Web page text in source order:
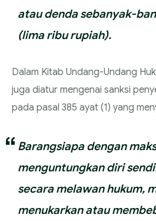
atau denda sebanyak-
(lima ribu rupiah).
Dalam Kitab Undang-Undang
juga diatur mengenai sanksi
pada pasal 385 ayat (1) yang
Barangsiapa dengan
menguntungkan diri
secara melawan hukum,
menukarkan atau